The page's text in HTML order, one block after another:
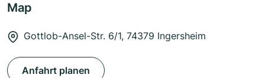
Map
Gottlob-Ansel-Str. 6/1, 74379 Ingersheim
Anfahrt planen